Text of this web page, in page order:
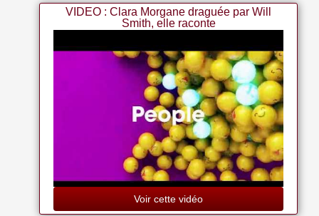
VIDEO : Clara Morgane draguée par Will
Smith, elle raconte
Voir cette vidéo